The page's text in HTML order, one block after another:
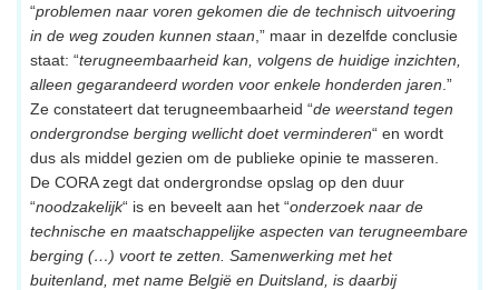
“problemen naar voren gekomen die de technisch uitvoering
in de weg zouden kunnen staan ,” maar in dezelfde conclusie
staat: “terugneembaarheid kan, volgens de huidige inzichten,
alleen gegarandeerd worden voor enkele honderden jaren .”
Ze constateert dat terugneembaarheid “de weerstand tegen
ondergrondse berging wellicht doet verminderen“ en wordt
dus als middel gezien om de publieke opinie te masseren.
De CORA zegt dat ondergrondse opslag op den duur
“noodzakelijk“ is en beveelt aan het “onderzoek naar de
technische en maatschappelijke aspecten van terugneembare
berging (…) voort te zetten. Samenwerking met het
buitenland, met name België en Duitsland, is daarbij